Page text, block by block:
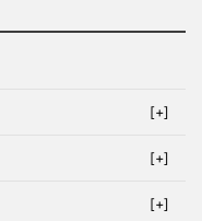
[+]
[+]
[+]